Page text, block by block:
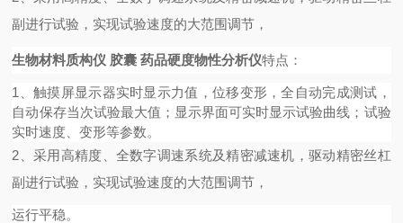
副进行试验，实现试验速度的大范围调节，
生物材料质构仪 胶囊 药品硬度物性分析仪特点：
1、触摸屏显示器实时显示力值，位移变形，全自动完成测试，
自动保存当次试验最大值；显示界面可实时显示试验曲线；试验
实时速度、变形等参数。
2 、采用高精度、全数字调速系统及精密减速机，驱动精密丝杠
副进行试验，实现试验速度的大范围调节，
运行平稳。